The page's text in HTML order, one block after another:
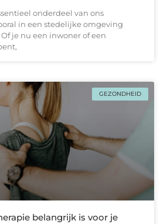
onderdeel van ons
in een stedelijke omgeving
je nu een inwoner of een
GEZONDHEID
belangrijk is voor je